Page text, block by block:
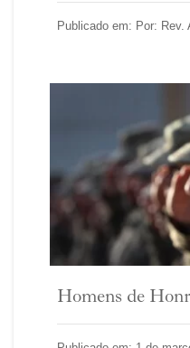
Publicado em: Por: Rev.
Homens de